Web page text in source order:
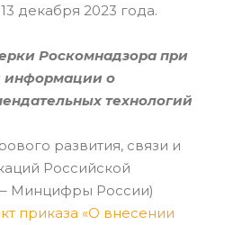
декабря 2023 года.
Роскомнадзора при
информации о
технологий
развития, связи и
Российской
Минцифры России)
приказа «О внесении